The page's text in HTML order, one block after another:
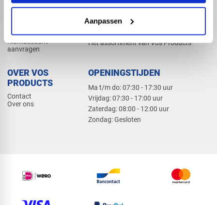
Aanpassen
Dak en gevel
Klantaccount
aanvragen
PRODUCTCATALOGUS 2026
Het assortiment van Vos Products
OVER VOS
PRODUCTS
Contact
Over ons
OPENINGSTIJDEN
Ma t/m do: 07:30 - 17:30 uur
​Vrijdag: 07:30 - 17:00 uur
​Zaterdag: 08:00 - 12:00 uur
​Zondag: Gesloten